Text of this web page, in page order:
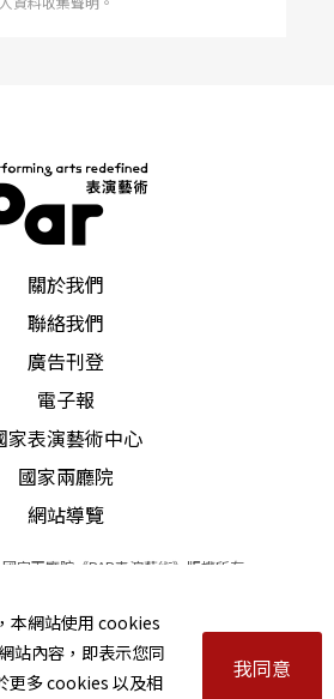
關於我們
聯絡我們
廣告刊登
電子報
家表演藝術中心
國家兩廳院
網站導覽
家兩廳院《PAR表演藝術》版權所有
arts redefined. All Rights Reserved
Tax Id number 00973926
訊，如有異動應以主辦單位公告為準。
｜隱私權聲明｜著作權聲明
本網站使用 cookies
站內容，即表示您同
更多 cookies 以及相
我同意